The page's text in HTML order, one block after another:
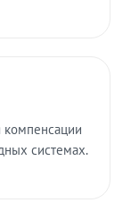
системах.